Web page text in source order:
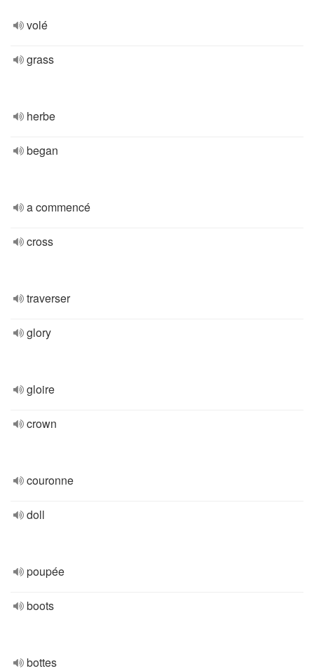
volé
grass
herbe
began
a commencé
cross
traverser
glory
gloire
crown
couronne
doll
poupée
boots
bottes